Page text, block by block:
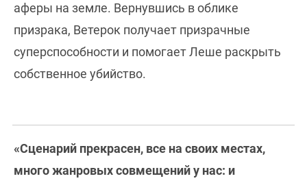
аферы на земле. Вернувшись в облике
призрака, Ветерок получает призрачные
суперспособности и помогает Леше раскрыть
собственное убийство.
«Сценарий прекрасен, все на своих местах,
много жанровых совмещений у нас: и